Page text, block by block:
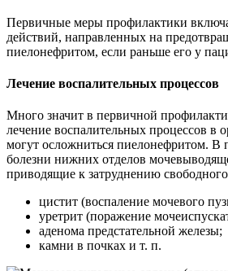
Первичные меры профилактики
действий, направленных на
пиелонефритом, если раньше его у
Лечение воспалительных процессов
Много значит в первичной
лечение воспалительных процессов в
могут осложниться пиелонефритом. В
болезни нижних отделов
приводящие к затруднению
цистит (воспаление мочевого
уретрит (поражение
аденома предстательной железы;
камни в почках и т. п.